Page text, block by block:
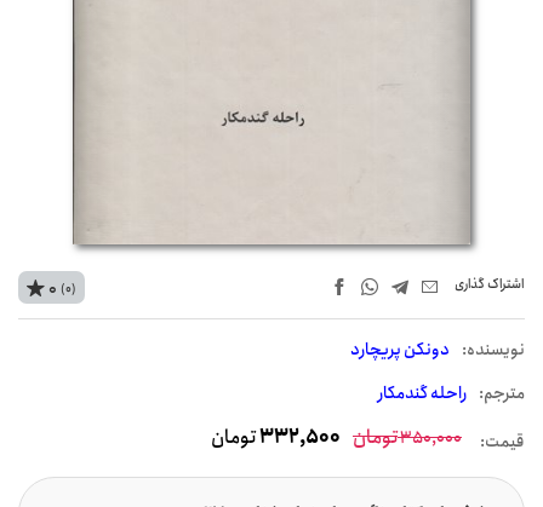
اشتراک‌ گذاری
نويسنده: دونکن پریچارد
مترجم: راحله گندمکار
0 (0)
قیمت: 350,000تومان 332,500تومان